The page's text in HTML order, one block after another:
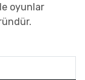
oyunlar